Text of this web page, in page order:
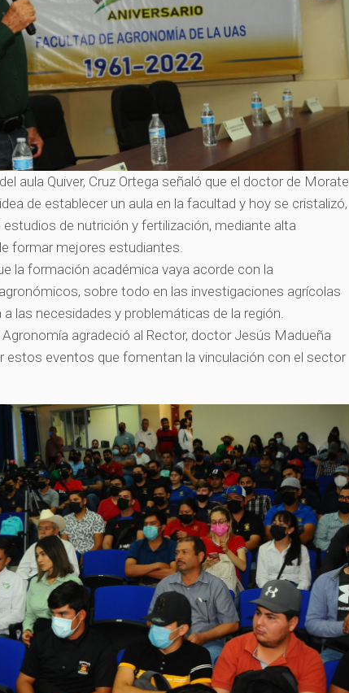
aula Quiver, Cruz Ortega señaló que el doctor de Morate
de establecer un aula en la facultad y hoy se cristalizó,
estudios de nutrición y fertilización, mediante alta
formar mejores estudiantes.
la formación académica vaya acorde con la
sobre todo en las investigaciones agrícolas
las necesidades y problemáticas de la región.
agradeció al Rector, doctor Jesús Madueña
estos eventos que fomentan la vinculación con el sector